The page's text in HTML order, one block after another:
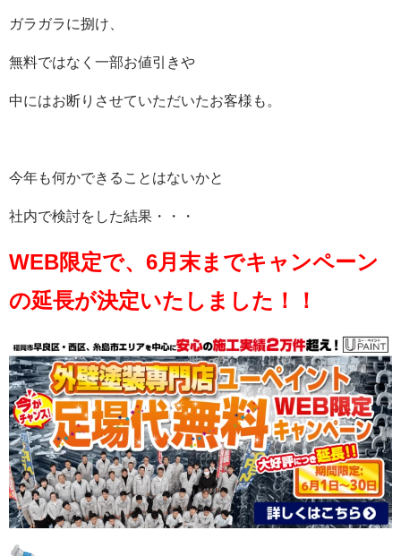
ガラガラに捌け、
無料ではなく一部お値引きや
中にはお断りさせていただいたお客様も。
今年も何かできることはないかと
社内で検討をした結果・・・
WEB限定で、6月末までキャンペーン
の延長が決定いたしました！！